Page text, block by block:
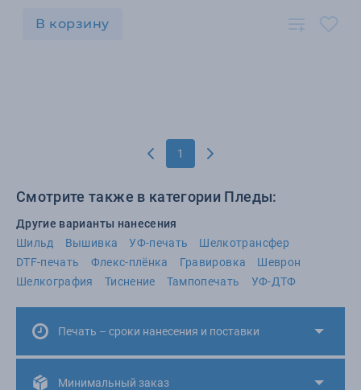
В корзину
1
Смотрите также в категории Пледы:
Другие варианты нанесения
Шильд
Вышивка УФ-печать
Шелкотрансфер
DTF-печать
Флекс-плёнка Гравировка
Шеврон
Шелкография
Тиснение Тампопечать УФ-ДТФ
Печать – сроки нанесения и поставки
Минимальный заказ